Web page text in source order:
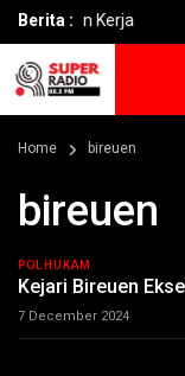
Berita :
Kerja
Home bireuen
bireuen
POLHUKAM
Kejari Bireuen
7 December 2024